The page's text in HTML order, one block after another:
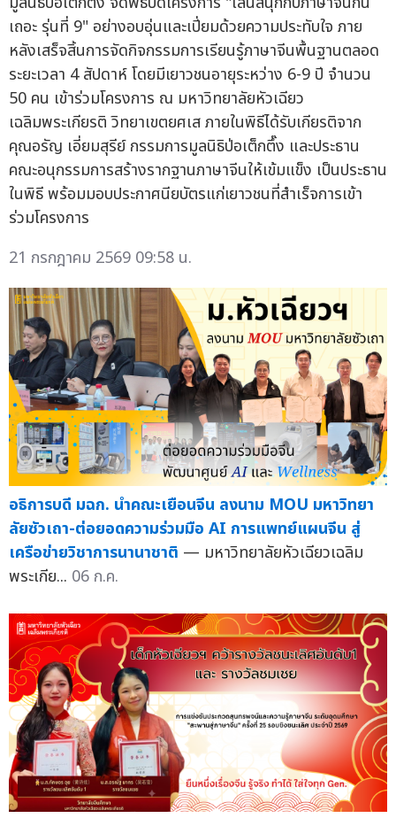
เถอะ รุ่นที่ 9" อย่างอบอุ่นและเปี่ยมด้วยความประทับใจ ภาย
หลังเสร็จสิ้นการจัดกิจกรรมการเรียนรู้ภาษาจีนพื้นฐานตลอด
ระยะเวลา 4 สัปดาห์ โดยมีเยาวชนอายุระหว่าง 6-9 ปี จำนวน
50 คน เข้าร่วมโครงการ ณ มหาวิทยาลัยหัวเฉียว
เฉลิมพระเกียรติ วิทยาเขตยศเส ภายในพิธีได้รับเกียรติจาก
คุณอรัญ เอี่ยมสุรีย์ กรรมการมูลนิธิป่อเต็กตึ๊ง และประธาน
คณะอนุกรรมการสร้างรากฐานภาษาจีนให้เข้มแข็ง เป็นประธาน
ในพิธี พร้อมมอบประกาศนียบัตรแก่เยาวชนที่สำเร็จการเข้า
ร่วมโครงการ
21 กรกฎาคม 2569 09:58 น.
อธิการบดี มฉก. นำคณะเยือนจีน ลงนาม MOU มหาวิทยา
ลัยซัวเถา-ต่อยอดความร่วมมือ AI การแพทย์แผนจีน สู่
เครือข่ายวิชาการนานาชาติ — มหาวิทยาลัยหัวเฉียวเฉลิม
พระเกีย... 06 ก.ค.